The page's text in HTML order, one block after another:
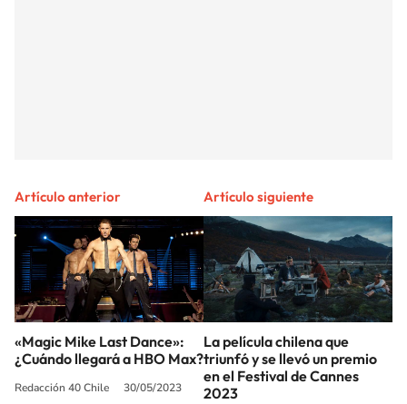
Artículo anterior
«Magic Mike Last Dance»:
¿Cuándo llegará a HBO Max?
Redacción 40 Chile 30/05/2023
Artículo siguiente
La película chilena que
triunfó y se llevó un premio
en el Festival de Cannes
2023